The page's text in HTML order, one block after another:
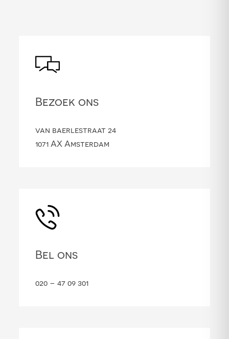
Bezoek ons
van baerlestraat 24
1071 AX Amsterdam
Bel ons
020 – 47 09 301